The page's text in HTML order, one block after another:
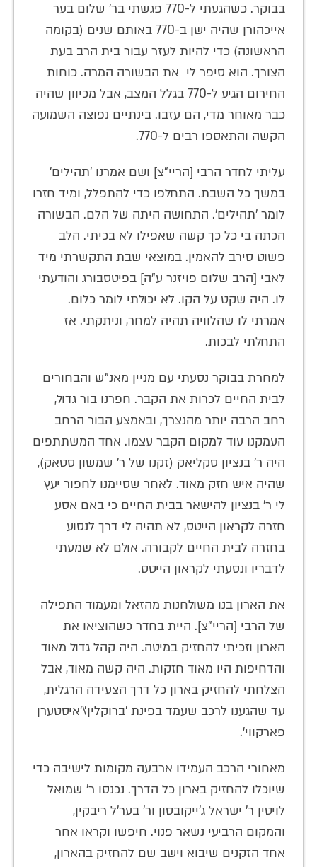
בבוקר. כשהגעתי ל-770 פגשתי בר' שלום בער
אייכהורן שהיה ישן ב-770 באותם שנים (בקומה
הראשונה) כדי להיות לעזר עבור בית הרב בעת
הצורך. הוא סיפר לי את הבשורה המרה. כוחות
החירום הגיע ל-770 בגלל המצב, אבל מכיוון שהיה
כבר מאוחר מדי, הם עזבו. בינתיים נפוצה השמועה
הקשה והתאספו רבים ל-770.
עליתי לחדר הרבי [הריי"צ] ושם אמרנו 'תהילים'
במשך כל השבת. התחלפו כדי להתפלל, ומיד חזרו
לומר 'תהילים'. התחושה היתה של הלם. הבשורה
הכתה בי כל כך קשה שאפילו לא בכיתי. הלב
פשוט סירב להאמין. במוצאי שבת התקשרתי מיד
לאבי [הרב שלום פויזנר ע"ה] בפיטסבורג והודעתי
לו. היה שקט על הקו. לא יכולתי לומר כלום.
אמרתי לו שהלוויה תהיה למחר, וניתקתי. אז
התחלתי לבכות.
למחרת בבוקר נסעתי עם מניין מאנ"ש והבחורים
לבית החיים לכרות את הקבר. חפרנו בור גדול,
רחב הרבה יותר מהנצרך, ובאמצע הבור הרחב
העמקנו עוד למקום הקבר עצמו. אחד המשתתפים
היה ר' בנציון סקליאק (זקנו של ר' שמשון סטאק),
שהיה איש חזק מאוד. לאחר שסיימנו לחפור יעץ
לי ר' בנציון להישאר בבית החיים כי באם אסע
חזרה לקראון הייטס, לא תהיה לי דרך לנסוע
בחזרה לבית החיים לקבורה. אולם לא שמעתי
לדבריו ונסעתי לקראון הייטס.
את הארון בנו משולחנות מהזאל ומעמוד התפילה
של הרבי [הריי"צ]. היית בחדר כשהוציאו את
הארון וזכיתי להחזיק במיטה. היה קהל גדול מאוד
והדחיפות היו מאוד חזקות. היה קשה מאוד, אבל
הצלחתי להחזיק בארון כל דרך הצעידה הרגלית,
עד שהגענו לרכב שעמד בפינת 'ברוקלין'\'איסטערן
פארקווי'.
מאחורי הרכב העמידו ארבעה מקומות לישיבה כדי
שיוכלו להחזיק בארון כל הדרך. נכנסו ר' שמואל
לויטין ר' ישראל ג'ייקובסון ור' בער'ל ריבקין,
והמקום הרביעי נשאר פנוי. חיפשו וקראו אחר
אחד הזקנים שיבוא וישב שם להחזיק בהארון,